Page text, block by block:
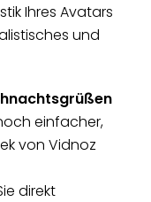
Ihres Avatars
und
einfacher,
von Vidnoz
direkt